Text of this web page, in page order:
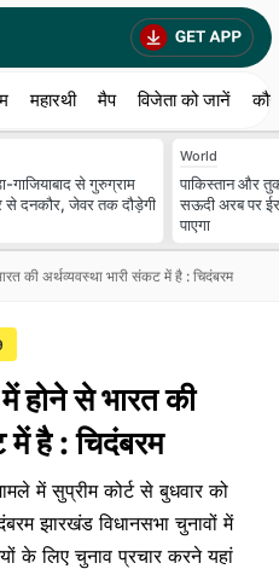
महारथी मैप विजेता को जानें
गाजियाबाद से गुरुग्राम
से दनकौर, जेवर तक दौड़ेगी
World
पाकिस्तान और
सऊदी अरब पर
पाएगा
की अर्थव्यवस्था भारी संकट में है : चिदंबरम
होने से भारत की
में है : चिदंबरम
में सुप्रीम कोर्ट से बुधवार को
झारखंड विधानसभा चुनावों में
के लिए चुनाव प्रचार करने यहां